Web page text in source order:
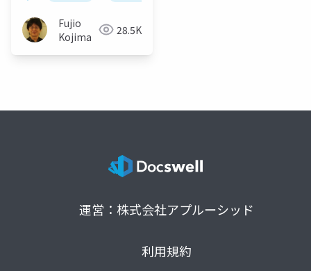
Fujio
Kojima
28.5K
運営：株式会社アプルーシッド
利用規約